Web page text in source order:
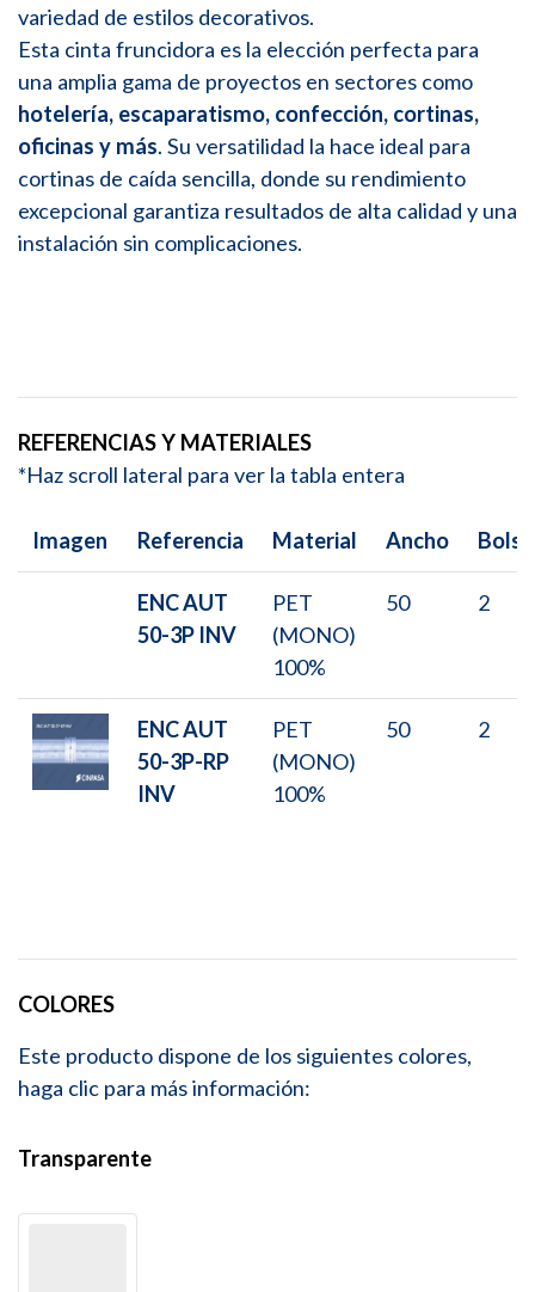
variedad de estilos decorativos.
Esta cinta fruncidora es la elección perfecta para
una amplia gama de proyectos en sectores como
hotelería, escaparatismo, confección, cortinas,
oficinas y más. Su versatilidad la hace ideal para
cortinas de caída sencilla, donde su rendimiento
excepcional garantiza resultados de alta calidad y una
instalación sin complicaciones.
REFERENCIAS Y MATERIALES
*Haz scroll lateral para ver la tabla entera
Imagen Referencia Material Ancho
ENC AUT
50-3P INV
PET
(MONO)
100%
50 2
ENC AUT
50-3P-RP
INV
PET
(MONO)
100%
50 2
COLORES
Este producto dispone de los siguientes colores,
haga clic para más información:
Transparente